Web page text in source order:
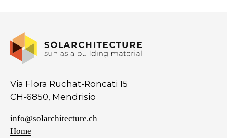
Via Flora Ruchat-Roncati 15
CH-6850, Mendrisio
info@solarchitecture.ch
Home